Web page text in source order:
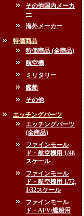
その他国内メーカ
ー
海外メーカー
特価商品
特価商品 (全商品)
航空機
ミリタリー
艦船
その他
エッチングパーツ
エッチングパーツ
(全商品)
ファインモール
ド・航空機用 1/48
スケール
ファインモール
ド・航空機用 1/72,
1/32スケール
ファインモール
ド・AFV/艦船用